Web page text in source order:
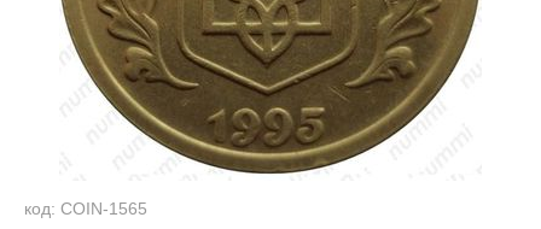
код: COIN-1565